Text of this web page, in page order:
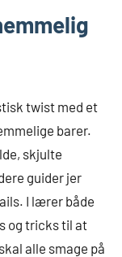
twist med et
barer.
skjulte
guider jer
I lærer både
og tricks til at
alle smage på